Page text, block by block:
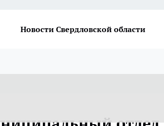
Новости Свердловской области